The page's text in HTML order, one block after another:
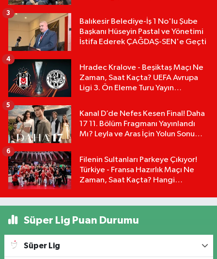
Balıkesir Belediye-İş 1 No'lu Şube
Başkanı Hüseyin Pastal ve Yönetimi
İstifa Ederek ÇAĞDAŞ-SEN'e Geçti
3
Hradec Kralove - Beşiktaş Maçı Ne
Zaman, Saat Kaçta? UEFA Avrupa
Ligi 3. Ön Eleme Turu Yayın
4
Kanal D’de Nefes Kesen Final! Daha
17 11. Bölüm Fragmanı Yayınlandı
Mı? Leyla ve Aras İçin Yolun Sonu
5
Filenin Sultanları Parkeye Çıkıyor!
Türkiye - Fransa Hazırlık Maçı Ne
Zaman, Saat Kaçta? Hangi
6
Süper Lig Puan Durumu
Süper Lig